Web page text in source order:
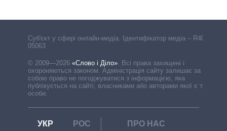
Cуб'єкт у сфері онлайн-медіа. Ідентифікатор медіа – R40-
05063
© 2009—2026 «Слово і Діло». Всі права захищені і
охороняються законом. Адміністрація сайту залишає за
собою право не погоджуватися з інформацією, яка
публікується на сайті, власниками або авторами якої є треті
особи.
УКР РОС
ПРО НАС